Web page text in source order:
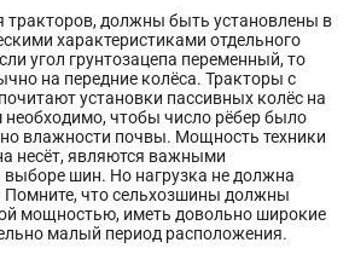
тракторов, должны быть установлены в
характеристиками отдельного
угол грунтозацепа переменный, то
на передние колёса. Тракторы с
установки пассивных колёс на
необходимо, чтобы число рёбер было
влажности почвы. Мощность техники
несёт, являются важными
выборе шин. Но нагрузка не должна
что сельхозшины должны
мощностью, иметь довольно широкие
малый период расположения.